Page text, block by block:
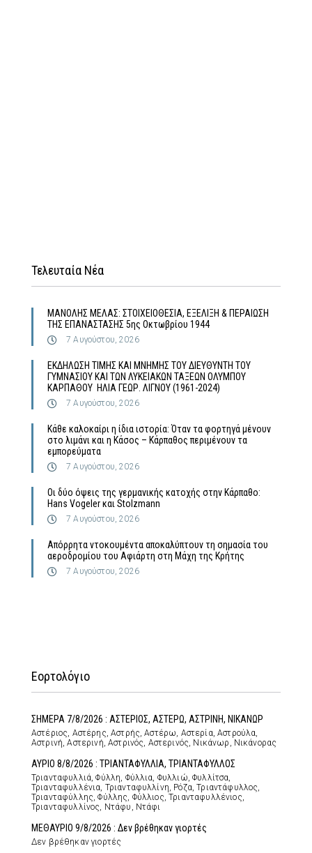
Τελευταία Νέα
MΑΝΟΛΗΣ ΜΕΛΑΣ: ΣΤΟΙΧΕΙΟΘΕΣΙΑ, ΕΞΕΛΙΞΗ & ΠΕΡΑΙΩΣΗ
ΤΗΣ ΕΠΑΝΑΣΤΑΣΗΣ 5ης Οκτωβρίου 1944
7 Αυγούστου, 2026
ΕΚΔΗΛΩΣΗ ΤΙΜΗΣ ΚΑΙ ΜΝΗΜΗΣ ΤΟΥ ΔΙΕΥΘΥΝΤΗ ΤΟΥ
ΓΥΜΝΑΣΙΟΥ ΚΑΙ ΤΩΝ ΛΥΚΕΙΑΚΩΝ ΤΑΞΕΩΝ ΟΛΥΜΠΟΥ
ΚΑΡΠΑΘΟΥ ΗΛΙΑ ΓΕΩΡ. ΛΙΓΝΟΥ (1961-2024)
7 Αυγούστου, 2026
Κάθε καλοκαίρι η ίδια ιστορία: Όταν τα φορτηγά μένουν
στο λιμάνι και η Κάσος – Κάρπαθος περιμένουν τα
εμπορεύματα
7 Αυγούστου, 2026
Οι δύο όψεις της γερμανικής κατοχής στην Κάρπαθο:
Hans Vogeler και Stolzmann
7 Αυγούστου, 2026
Απόρρητα ντοκουμέντα αποκαλύπτουν τη σημασία του
αεροδρομίου του Αφιάρτη στη Μάχη της Κρήτης
7 Αυγούστου, 2026
Εορτολόγιο
ΣΗΜΕΡΑ 7/8/2026 : ΑΣΤΕΡΙΟΣ, ΑΣΤΕΡΩ, ΑΣΤΡΙΝΗ, ΝΙΚΑΝΩΡ
Αστέριος, Αστέρης, Αστρής, Αστέρω, Αστερία, Αστρούλα,
Αστρινή, Αστερινή, Αστρινός, Αστερινός, Νικάνωρ, Νικάνορας
ΑΥΡΙΟ 8/8/2026 : ΤΡΙΑΝΤΑΦΥΛΛΙΑ, ΤΡΙΑΝΤΑΦΥΛΛΟΣ
Τριανταφυλλιά, Φύλλη, Φύλλια, Φυλλιώ, Φυλλίτσα,
Τριανταφυλλένια, Τριανταφυλλίνη, Ρόζα, Τριαντάφυλλος,
Τριανταφύλλης, Φύλλης, Φύλλιος, Τριανταφυλλένιος,
Τριανταφυλλίνος, Ντάφυ, Ντάφι
ΜΕΘΑΥΡΙΟ 9/8/2026 : Δεν βρέθηκαν γιορτές
Δεν βρέθηκαν γιορτές